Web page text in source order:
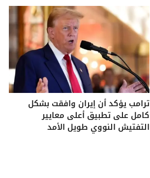
ترامب يؤكد أن إيران وافقت بشكل
كامل على تطبيق أعلى معايير
التفتيش النووي طويل الأمد